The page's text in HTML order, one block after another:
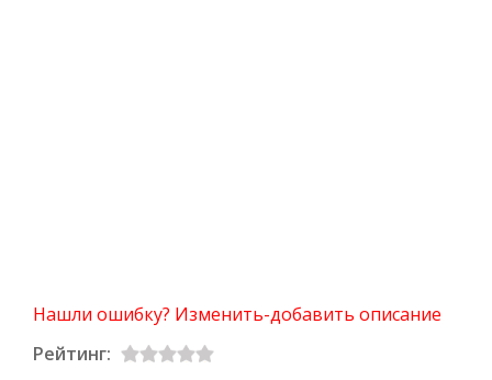
Нашли ошибку? Изменить-добавить описание
Рейтинг: